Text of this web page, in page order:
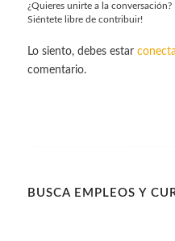
¿Quieres unirte a la conversación?
Siéntete libre de contribuir!
Lo siento, debes estar
comentario.
BUSCA EMPLEOS Y